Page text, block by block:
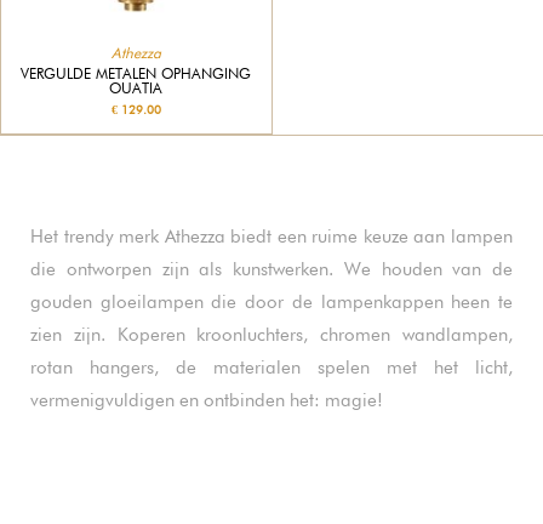
Athezza
VERGULDE METALEN OPHANGING
OUATIA
€ 129.00
Het trendy merk Athezza biedt een ruime keuze aan lampen
die ontworpen zijn als kunstwerken. We houden van de
gouden gloeilampen die door de lampenkappen heen te
zien zijn. Koperen kroonluchters, chromen wandlampen,
rotan hangers, de materialen spelen met het licht,
vermenigvuldigen en ontbinden het: magie!